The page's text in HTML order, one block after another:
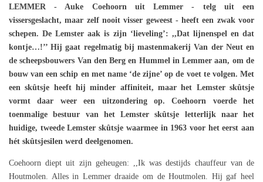
LEMMER - Auke Coehoorn uit Lemmer - telg uit een
vissersgeslacht, maar zelf nooit visser geweest - heeft een zwak voor
schepen. De Lemster aak is zijn ‘lieveling’: ,,Dat lijnenspel en dat
kontje…!’’ Hij gaat regelmatig bij mastenmakerij Van der Neut en
de scheepsbouwers Van den Berg en Hummel in Lemmer aan, om de
bouw van een schip en met name ‘de zijne’ op de voet te volgen. Met
een skûtsje heeft hij minder affiniteit, maar het Lemster skûtsje
vormt daar weer een uitzondering op. Coehoorn voerde het
toenmalige bestuur van het Lemster skûtsje letterlijk naar het
huidige, tweede Lemster skûtsje waarmee in 1963 voor het eerst aan
hét skûtsjesilen werd deelgenomen.
Coehoorn diept uit zijn geheugen: ,,Ik was destijds chauffeur van de
Houtmolen. Alles in Lemmer draaide om de Houtmolen. Hij gaf heel